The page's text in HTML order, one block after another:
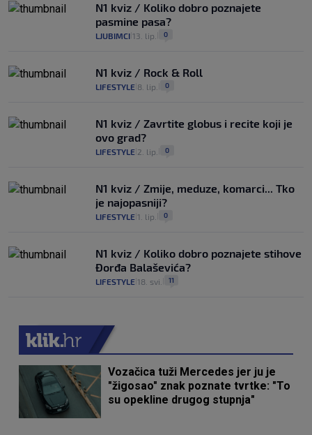
N1 kviz / Koliko dobro poznajete
pasmine pasa?
LJUBIMCI 13. lip. 0
N1 kviz / Rock & Roll
LIFESTYLE 8. lip. 0
N1 kviz / Zavrtite globus i recite koji je
ovo grad?
LIFESTYLE 2. lip. 0
N1 kviz / Zmije, meduze, komarci... Tko
je najopasniji?
LIFESTYLE 1. lip. 0
N1 kviz / Koliko dobro poznajete stihove
Đorđa Balaševića?
LIFESTYLE 18. svi. 11
Vozačica tuži Mercedes jer ju je
"žigosao" znak poznate tvrtke: "To
su opekline drugog stupnja"